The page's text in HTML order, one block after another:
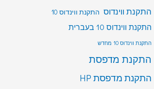
התקנת ווינדוס התקנת ווינדוס 10
התקנת ווינדוס 10 בעברית
התקנת ווינדוס 10 מחדש
התקנת מדפסת
התקנת מדפסת HP